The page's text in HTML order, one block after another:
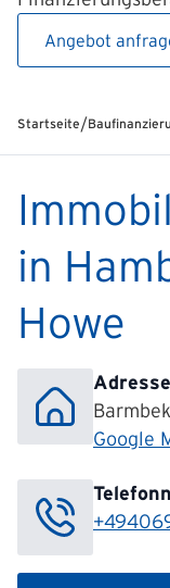
Angebot
Startseite/
in
Howe
Adresse
Google